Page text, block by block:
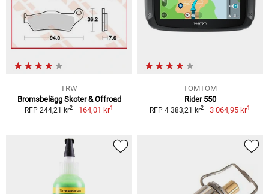
TRW
Bromsbelägg Skoter & Offroad
RFP 244,21 kr2 164,01 kr1
TOMTOM
Rider 550
RFP 4 383,21 kr2 3 064,95 kr1